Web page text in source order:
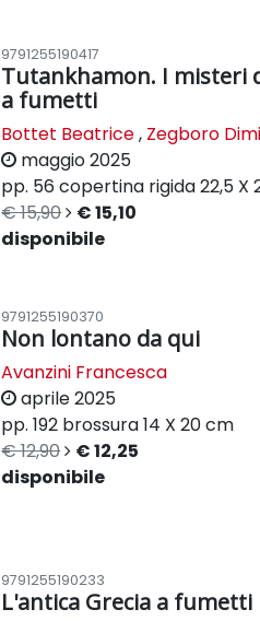
9791255190417
Tutankhamon. I misteri
a fumetti
Bottet Beatrice, Zegboro
maggio 2025
pp. 56 copertina rigida22,5 X
€ 15,90
€ 15,10
disponibile
9791255190370
Non lontano da qui
Avanzini Francesca
aprile 2025
pp. 192 brossura14 X 20 cm
€ 12,90
€ 12,25
disponibile
9791255190233
L'antica Grecia a fumetti